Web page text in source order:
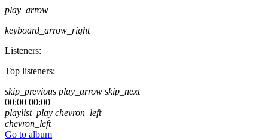
play_arrow
keyboard_arrow_right
Listeners:
Top listeners:
skip_previous play_arrow skip_next
00:00 00:00
playlist_play chevron_left
chevron_left
Go to album